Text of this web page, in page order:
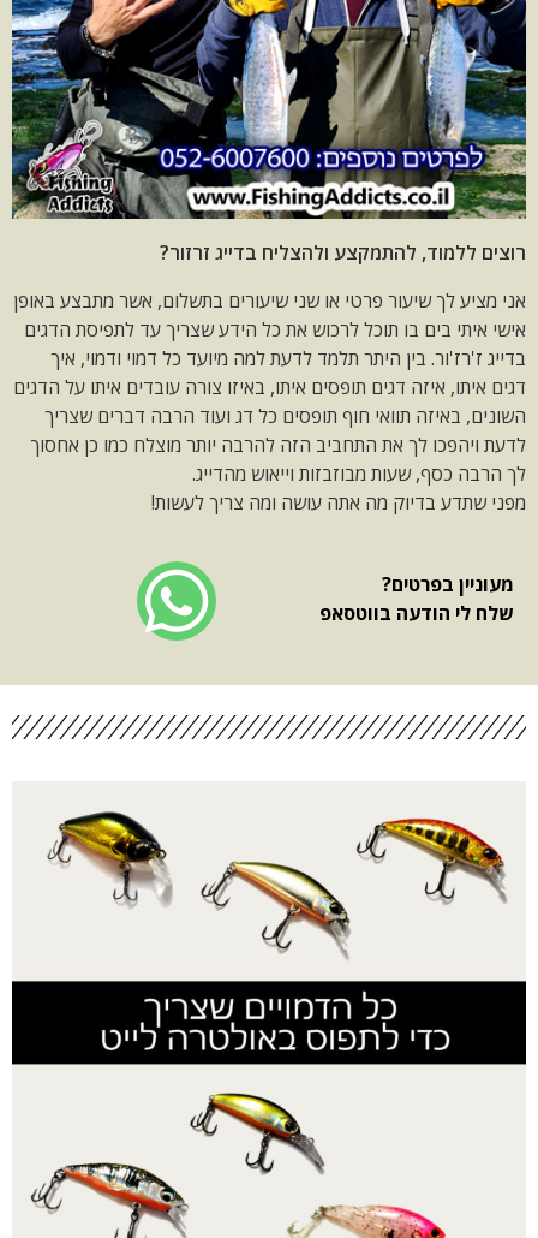
רוצים ללמוד, להתמקצע ולהצליח בדייג זרזור?
אני מציע לך שיעור פרטי או שני שיעורים בתשלום, אשר מתבצע באופן
אישי איתי בים בו תוכל לרכוש את כל הידע שצריך עד לתפיסת הדגים
בדייג ז'רז'ור. בין היתר תלמד לדעת למה מיועד כל דמוי ודמוי, איך
דגים איתו, איזה דגים תופסים איתו, באיזו צורה עובדים איתו על הדגים
השונים, באיזה תוואי חוף תופסים כל דג ועוד הרבה דברים שצריך
לדעת ויהפכו לך את התחביב הזה להרבה יותר מוצלח כמו כן אחסוך
לך הרבה כסף, שעות מבוזבזות וייאוש מהדייג.
מפני שתדע בדיוק מה אתה עושה ומה צריך לעשות!
מעוניין בפרטים?
שלח לי הודעה בווטסאפ